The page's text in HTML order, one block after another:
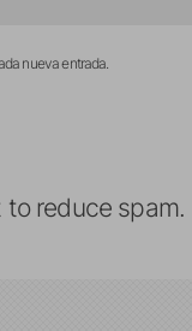
nueva entrada.
to reduce spam.